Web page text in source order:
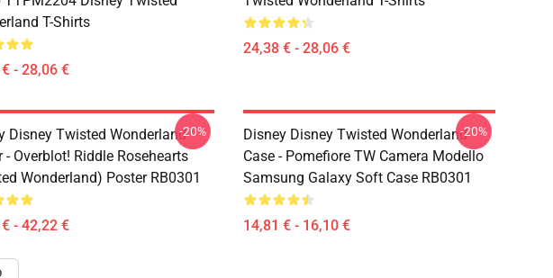
T-Shirts
- 28,06 €
24,38 € - 28,06 €
Disney Twisted Wonderland
- Overblot! Riddle Rosehearts
Wonderland) Poster RB0301
- 42,22 €
-20%
Disney Disney Twisted Wonderland
Case - Pomefiore TW Camera Modello
Samsung Galaxy Soft Case RB0301
14,81 € - 16,10 €
-20%